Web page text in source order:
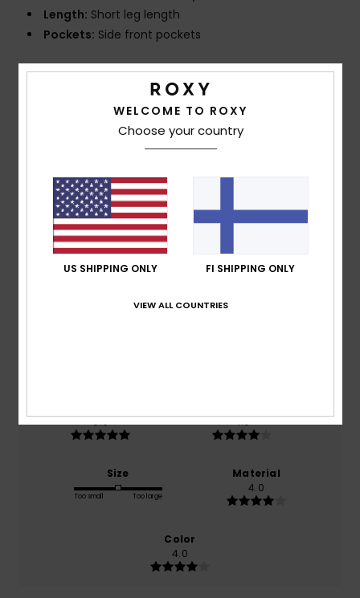
Length: Short leg length
Pockets: Side front pockets
Composition[Main Fabric] 100% Viscose
Shipping & Returns
Customer Reviews
Average Score
4.0/5
5.0
4.0
Size
Too small Too large
Material
4.0
Color
4.0
WELCOME TO ROXY
Choose your country
US SHIPPING ONLY FI SHIPPING ONLY
VIEW ALL COUNTRIES